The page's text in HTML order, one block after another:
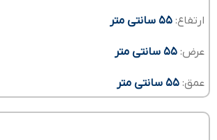
ارتفاع: 55 سانتی متر
عرض: 55 سانتی متر
عمق: 55 سانتی متر